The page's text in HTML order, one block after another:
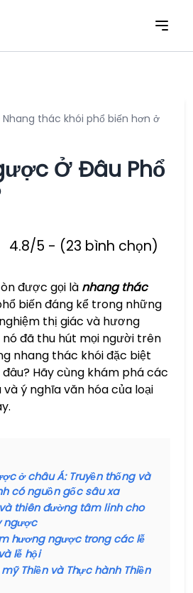
Nhang thác khói phổ biến hơn ở
Ở Đâu Phổ
4.8/5 - (23 bình chọn)
được gọi là nhang thác
biến đáng kể trong những
thị giác và hương
đã thu hút mọi người trên
nhang thác khói đặc biệt
Hãy cùng khám phá các
ý nghĩa văn hóa của loại
ở châu Á: Truyền thống và
có nguồn gốc sâu xa
thiên đường tâm linh cho
ngược
hương ngược trong các lễ
lễ hội
mỹ Thiền và Thực hành Thiền